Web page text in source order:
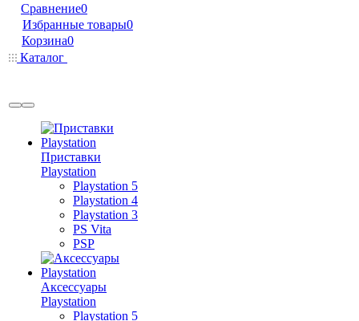
Сравнение0
Избранные товары0
Корзина0
Каталог
Приставки
Playstation
Playstation 5
Playstation 4
Playstation 3
PS Vita
PSP
Аксессуары
Playstation
Playstation 5